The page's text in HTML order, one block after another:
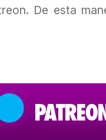
De esta